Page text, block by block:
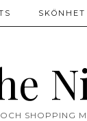
SHOPPING
SKÖNHET